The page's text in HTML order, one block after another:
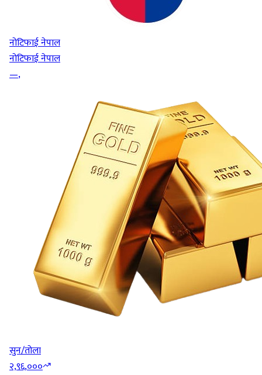
नोटिफाई नेपाल
नोटिफाई नेपाल
—,
सुन/तोला
२,९६,०००